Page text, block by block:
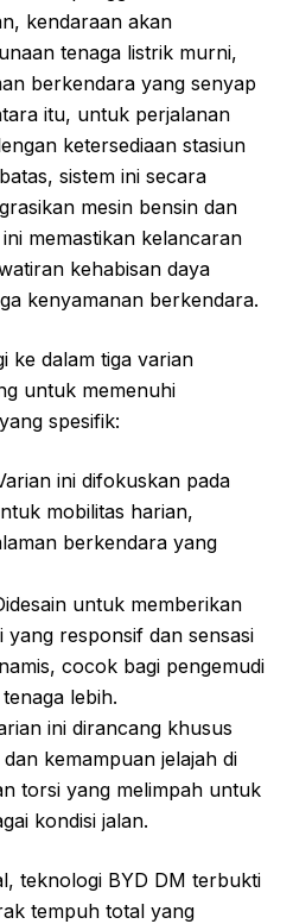
kendaraan akan
tenaga listrik murni,
berkendara yang senyap
itu, untuk perjalanan
ketersediaan stasiun
sistem ini secara
mesin bensin dan
memastikan kelancaran
kehabisan daya
kenyamanan berkendara.
ke dalam tiga varian
untuk memenuhi
spesifik:
ini difokuskan pada
mobilitas harian,
berkendara yang
untuk memberikan
responsif dan sensasi
cocok bagi pengemudi
lebih.
ini dirancang khusus
kemampuan jelajah di
torsi yang melimpah untuk
kondisi jalan.
teknologi BYD DM terbukti
tempuh total yang